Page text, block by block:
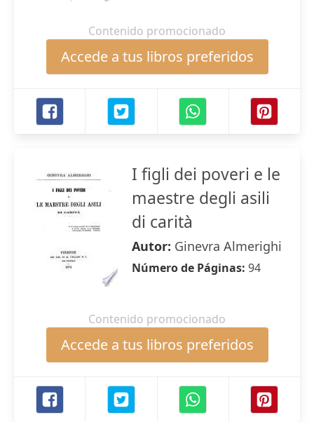
Contenido promocionado
Accede a tus libros preferidos
I figli dei poveri e le
maestre degli asili
di carità
Autor: Ginevra Almerighi
Número de Páginas: 94
Contenido promocionado
Accede a tus libros preferidos